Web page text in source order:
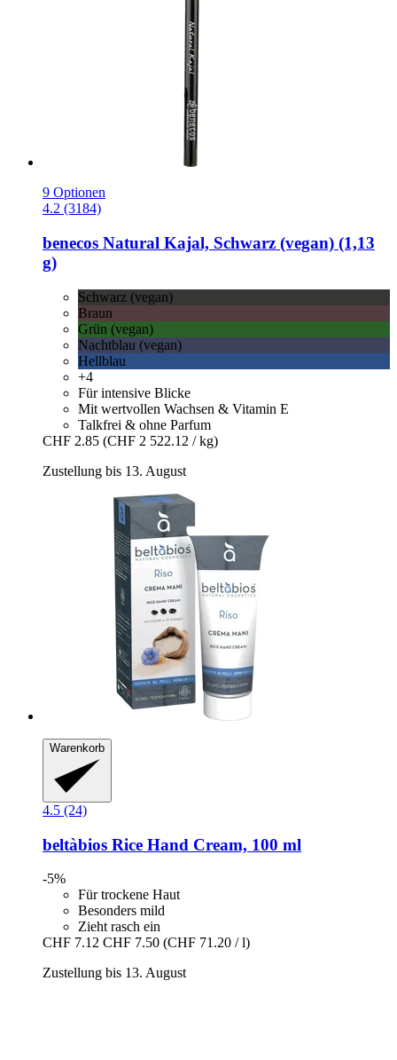
9 Optionen
4.2 (3184)
benecos Natural Kajal, Schwarz (vegan) (1,13
g)
Schwarz (vegan)
Braun
Grün (vegan)
Nachtblau (vegan)
Hellblau
+4
Für intensive Blicke
Mit wertvollen Wachsen & Vitamin E
Talkfrei & ohne Parfum
CHF 2.85 (CHF 2 522.12 / kg)
Zustellung bis 13. August
Warenkorb
4.5 (24)
beltàbios Rice Hand Cream, 100 ml
-5%
Für trockene Haut
Besonders mild
Zieht rasch ein
CHF 7.12 CHF 7.50 (CHF 71.20 / l)
Zustellung bis 13. August